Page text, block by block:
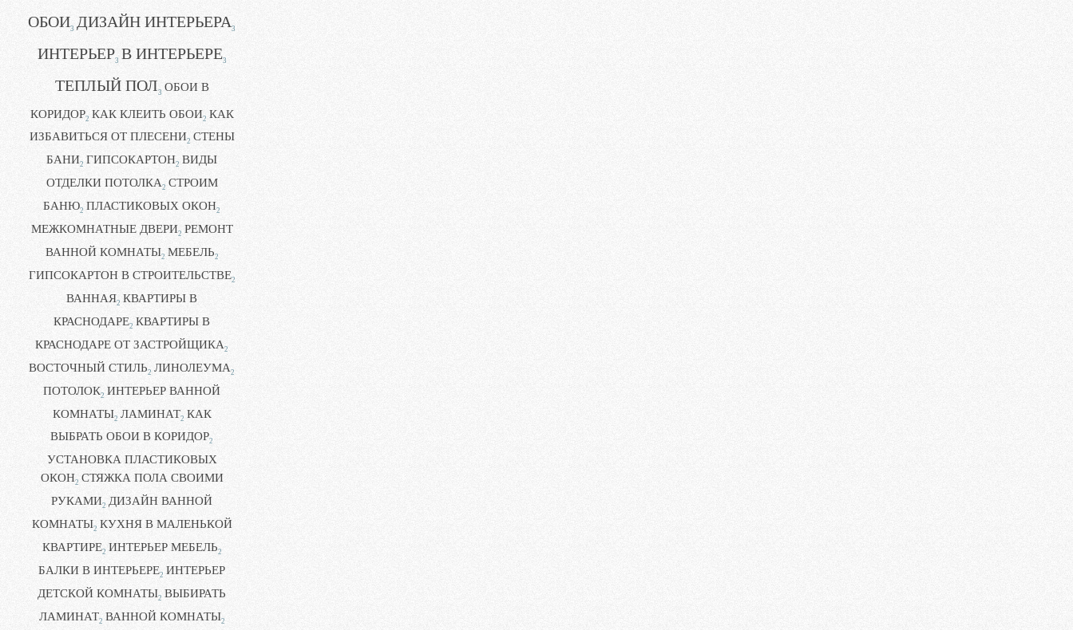
ОБОИ3 ДИЗАЙН ИНТЕРЬЕРА3
ИНТЕРЬЕР3 В ИНТЕРЬЕРЕ3
ТЕПЛЫЙ ПОЛ3 ОБОИ В
КОРИДОР2 КАК КЛЕИТЬ ОБОИ2 КАК
ИЗБАВИТЬСЯ ОТ ПЛЕСЕНИ2 СТЕНЫ
БАНИ2 ГИПСОКАРТОН2 ВИДЫ
ОТДЕЛКИ ПОТОЛКА2 СТРОИМ
БАНЮ2 ПЛАСТИКОВЫХ ОКОН2
МЕЖКОМНАТНЫЕ ДВЕРИ2 РЕМОНТ
ВАННОЙ КОМНАТЫ2 МЕБЕЛЬ2
ГИПСОКАРТОН В СТРОИТЕЛЬСТВЕ2
ВАННАЯ2 КВАРТИРЫ В
КРАСНОДАРЕ2 КВАРТИРЫ В
КРАСНОДАРЕ ОТ ЗАСТРОЙЩИКА2
ВОСТОЧНЫЙ СТИЛЬ2 ЛИНОЛЕУМА2
ПОТОЛОК2 ИНТЕРЬЕР ВАННОЙ
КОМНАТЫ2 ЛАМИНАТ2 КАК
ВЫБРАТЬ ОБОИ В КОРИДОР2
УСТАНОВКА ПЛАСТИКОВЫХ
ОКОН2 СТЯЖКА ПОЛА СВОИМИ
РУКАМИ2 ДИЗАЙН ВАННОЙ
КОМНАТЫ2 КУХНЯ В МАЛЕНЬКОЙ
КВАРТИРЕ2 ИНТЕРЬЕР МЕБЕЛЬ2
БАЛКИ В ИНТЕРЬЕРЕ2 ИНТЕРЬЕР
ДЕТСКОЙ КОМНАТЫ2 ВЫБИРАТЬ
ЛАМИНАТ2 ВАННОЙ КОМНАТЫ2